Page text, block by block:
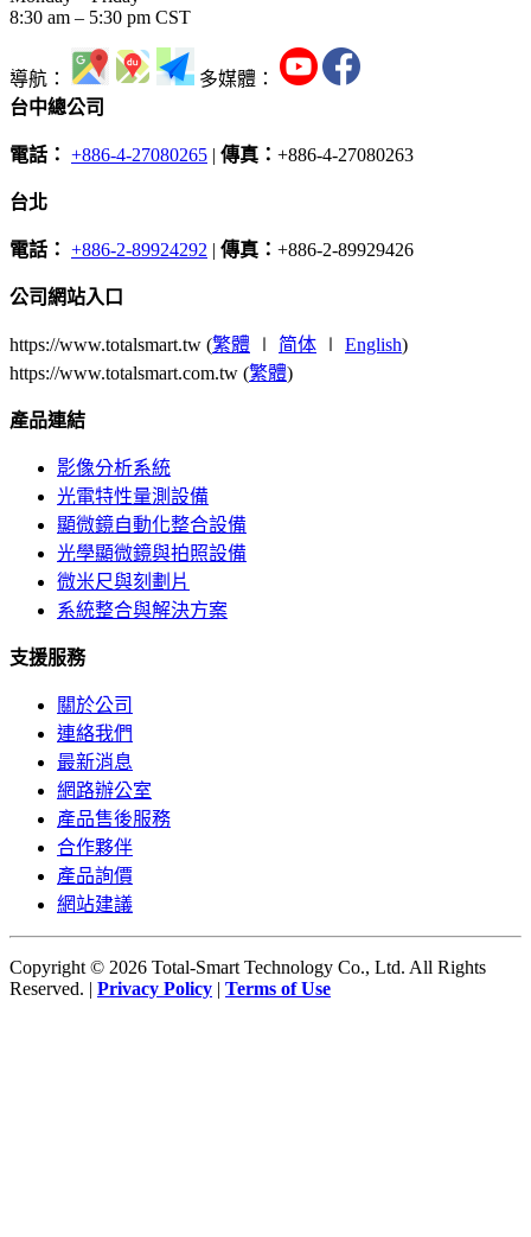
8:30 am – 5:30 pm CST
導航：
多媒體：
台中總公司
電話： +886-4-27080265 | 傳真： +886-4-27080263
台北
電話： +886-2-89924292 | 傳真： +886-2-89929426
公司網站入口
https://www.totalsmart.tw (繁體 ∣ 简体 ∣ English)
https://www.totalsmart.com.tw (繁體)
產品連結
影像分析系統
光電特性量測設備
顯微鏡自動化整合設備
光學顯微鏡與拍照設備
微米尺與刻劃片
系統整合與解決方案
支援服務
關於公司
連絡我們
最新消息
網路辦公室
產品售後服務
合作夥伴
產品詢價
網站建議
Copyright © 2026 Total-Smart Technology Co., Ltd. All Rights
Reserved. | Privacy Policy | Terms of Use